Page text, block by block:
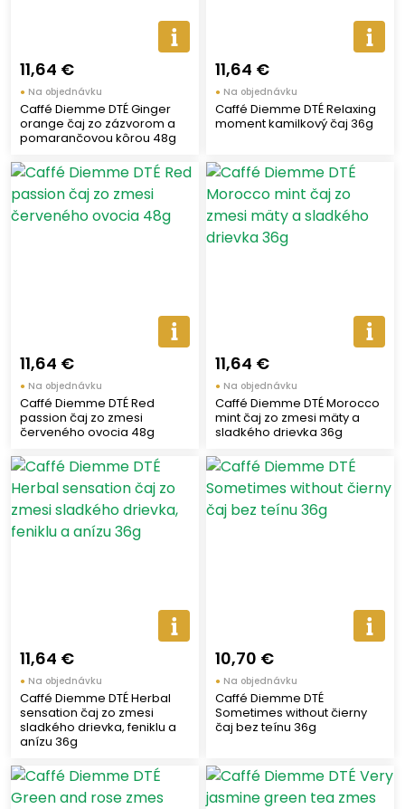
11,64 €
● Na objednávku
Caffé Diemme DTÉ Ginger
orange čaj zo zázvorom a
pomarančovou kôrou 48g
11,64 €
● Na objednávku
Caffé Diemme DTÉ Relaxing
moment kamilkový čaj 36g
11,64 €
● Na objednávku
Caffé Diemme DTÉ Red
passion čaj zo zmesi
červeného ovocia 48g
11,64 €
● Na objednávku
Caffé Diemme DTÉ Morocco
mint čaj zo zmesi mäty a
sladkého drievka 36g
11,64 €
● Na objednávku
Caffé Diemme DTÉ Herbal
sensation čaj zo zmesi
sladkého drievka, feniklu a
anízu 36g
10,70 €
● Na objednávku
Caffé Diemme DTÉ
Sometimes without čierny
čaj bez teínu 36g